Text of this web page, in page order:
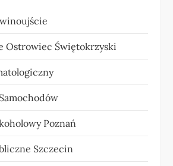
Ostrowiec Świętokrzyski
Poznań
Szczecin